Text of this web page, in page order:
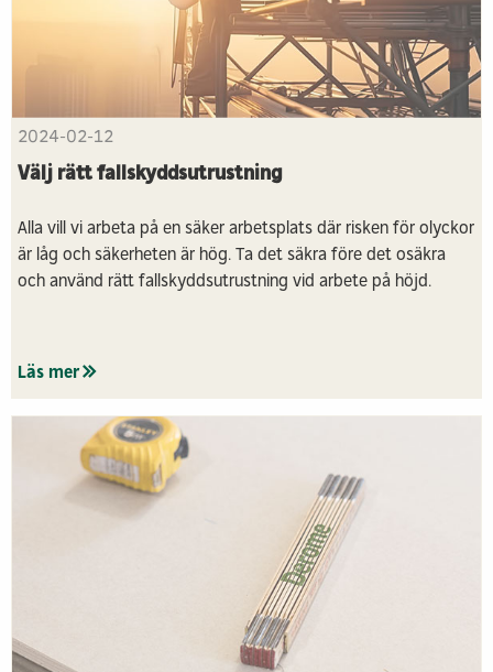
2024-02-12
Välj rätt fallskyddsutrustning
Alla vill vi arbeta på en säker arbetsplats där risken för olyckor
är låg och säkerheten är hög. Ta det säkra före det osäkra
och använd rätt fallskyddsutrustning vid arbete på höjd.
Läs mer